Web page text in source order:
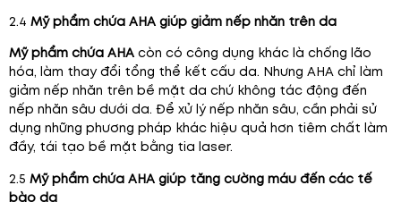
2.4 Mỹ phẩm chứa AHA giúp giảm nếp nhăn trên da
Mỹ phẩm chứa AHA còn có công dụng khác là chống lão
hóa, làm thay đổi tổng thể kết cấu da. Nhưng AHA chỉ làm
giảm nếp nhăn trên bề mặt da chứ không tác động đến
nếp nhăn sâu dưới da. Để xử lý nếp nhăn sâu, cần phải sử
dụng những phương pháp khác hiệu quả hơn tiêm chất làm
đầy, tái tạo bề mặt bằng tia laser.
2.5 Mỹ phẩm chứa AHA giúp tăng cường máu đến các tế
bào da